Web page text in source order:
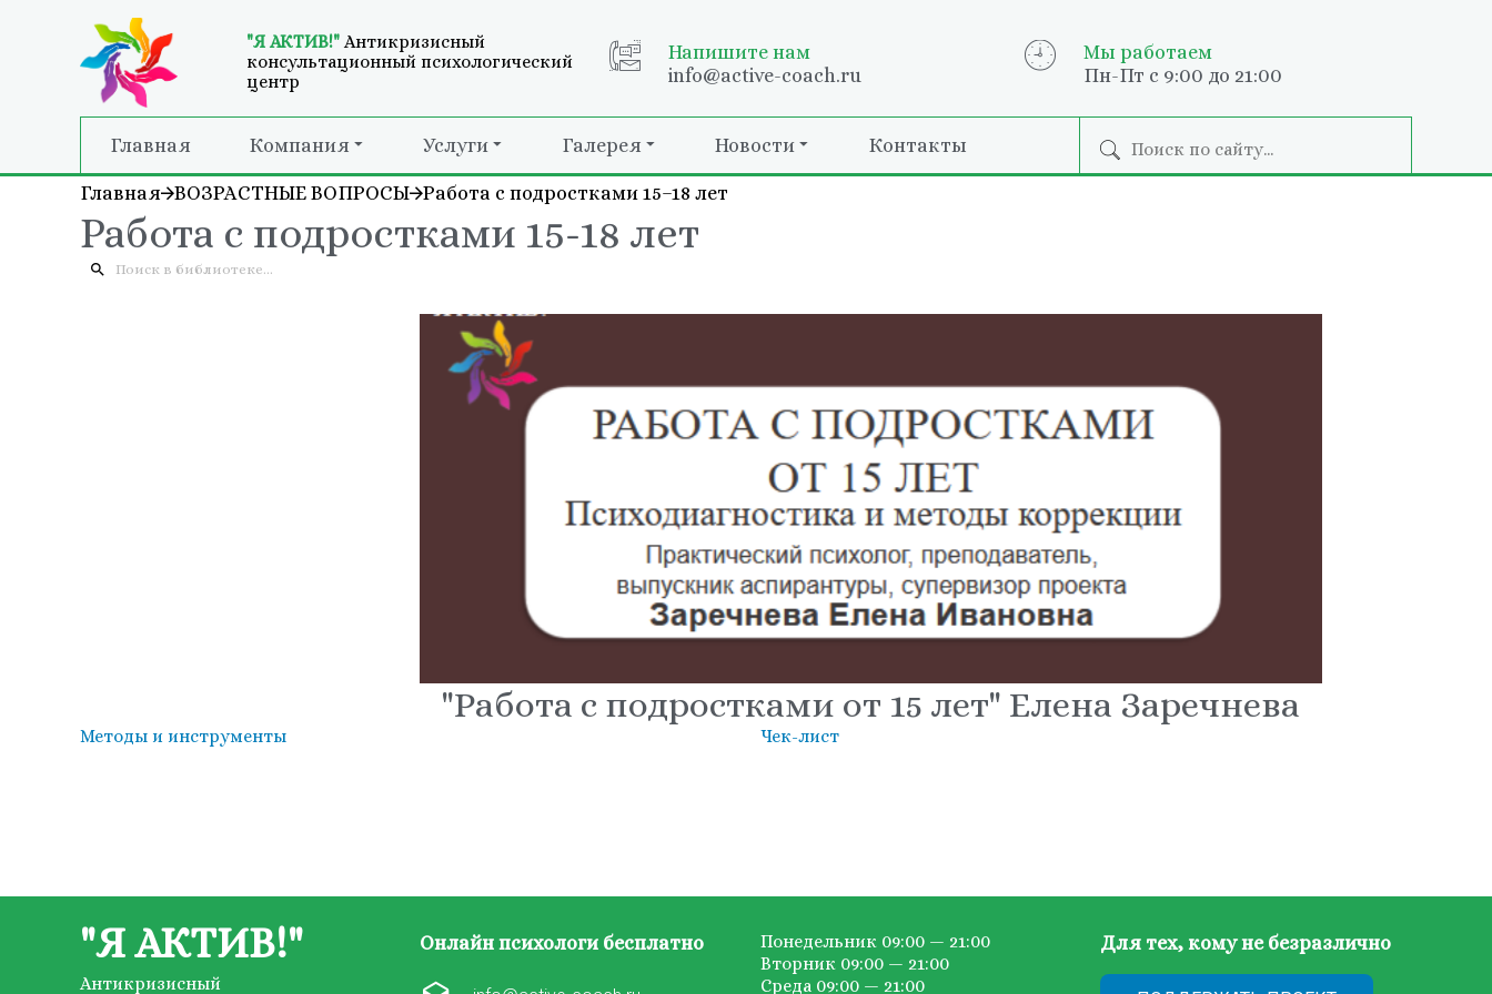
"Я АКТИВ!"Антикризисный
консультационный психологический
центр
Напишите нам
info@active-coach.ru
Мы работаем
Пн-Пт с 9:00 до 21:00
Главная Компания Услуги Галерея Новости Контакты
Главная ВОЗРАСТНЫЕ ВОПРОСЫ Работа с подростками 15–18 лет
Работа с подростками 15-18 лет
"Работа с подростками от 15 лет" Елена Заречнева
Методы и инструменты Чек-лист
"Я АКТИВ!"
Антикризисный
Онлайн психологи бесплатно
Понедельник 09:00 — 21:00
Вторник 09:00 — 21:00
Среда 09:00 — 21:00
Для тех, кому не безразлично